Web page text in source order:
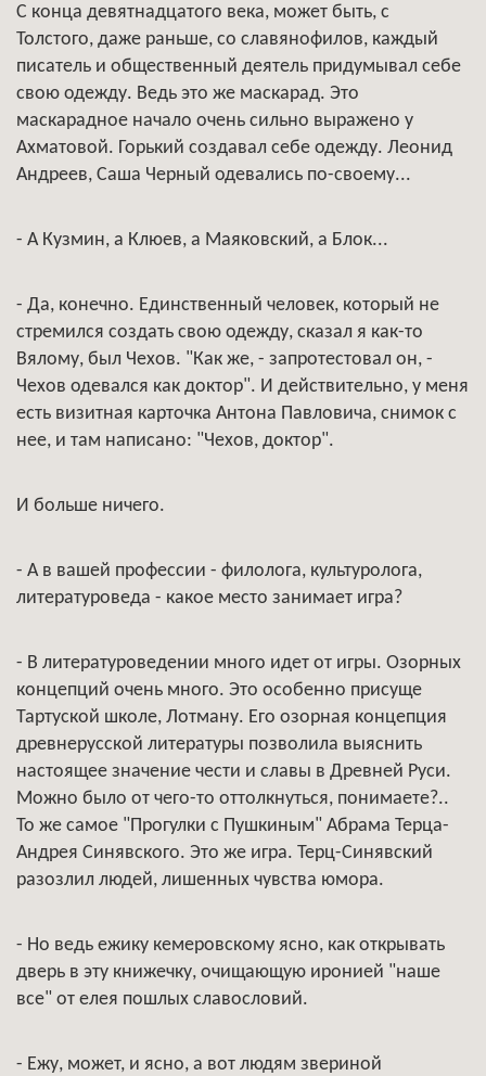
С конца девятнадцатого века, может быть, с
Толстого, даже раньше, со славянофилов, каждый
писатель и общественный деятель придумывал себе
свою одежду. Ведь это же маскарад. Это
маскарадное начало очень сильно выражено у
Ахматовой. Горький создавал себе одежду. Леонид
Андреев, Саша Черный одевались по-своему...
- А Кузмин, а Клюев, а Маяковский, а Блок...
- Да, конечно. Единственный человек, который не
стремился создать свою одежду, сказал я как-то
Вялому, был Чехов. "Как же, - запротестовал он, -
Чехов одевался как доктор". И действительно, у меня
есть визитная карточка Антона Павловича, снимок с
нее, и там написано: "Чехов, доктор".
И больше ничего.
- А в вашей профессии - филолога, культуролога,
литературоведа - какое место занимает игра?
- В литературоведении много идет от игры. Озорных
концепций очень много. Это особенно присуще
Тартуской школе, Лотману. Его озорная концепция
древнерусской литературы позволила выяснить
настоящее значение чести и славы в Древней Руси.
Можно было от чего-то оттолкнуться, понимаете?..
То же самое "Прогулки с Пушкиным" Абрама Терца-
Андрея Синявского. Это же игра. Терц-Синявский
разозлил людей, лишенных чувства юмора.
- Но ведь ежику кемеровскому ясно, как открывать
дверь в эту книжечку, очищающую иронией "наше
все" от елея пошлых славословий.
- Ежу, может, и ясно, а вот людям звериной